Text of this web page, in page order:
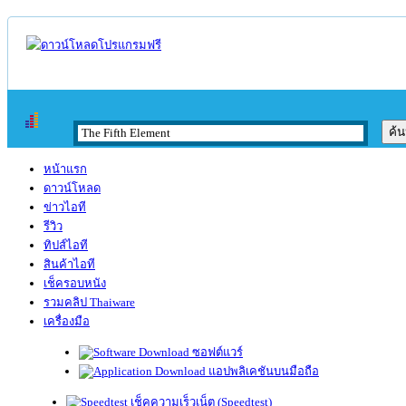
หน้าแรก
ดาวน์โหลด
ข่าวไอที
รีวิว
ทิปส์ไอที
สินค้าไอที
เช็ครอบหนัง
รวมคลิป Thaiware
เครื่องมือ
ซอฟต์แวร์
แอปพลิเคชันบนมือถือ
เช็คความเร็วเน็ต (Speedtest)